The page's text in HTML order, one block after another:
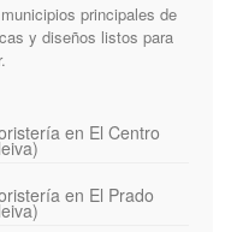
principales de
y diseños listos para
en El Centro
en El Prado